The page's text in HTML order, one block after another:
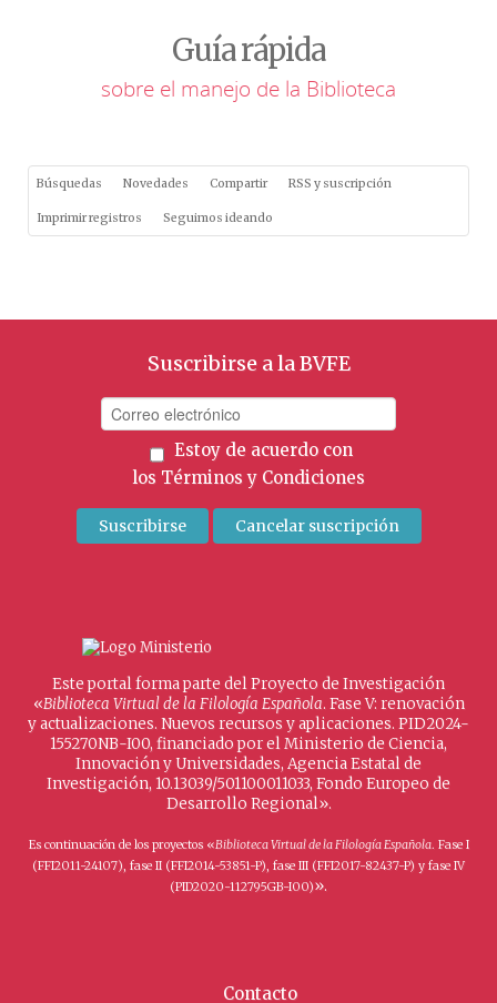
Guía rápida
sobre el manejo de la Biblioteca
Búsquedas Novedades Compartir RSS y suscripción
Imprimir registros Seguimos ideando
Suscribirse a la BVFE
Estoy de acuerdo con
los Términos y Condiciones
Este portal forma parte del Proyecto de Investigación
«Biblioteca Virtual de la Filología Española. Fase V: renovación
y actualizaciones. Nuevos recursos y aplicaciones. PID2024-
155270NB-I00, financiado por el Ministerio de Ciencia,
Innovación y Universidades, Agencia Estatal de
Investigación, 10.13039/501100011033, Fondo Europeo de
Desarrollo Regional».
Es continuación de los proyectos «Biblioteca Virtual de la Filología Española. Fase I
(FFI2011-24107), fase II (FFI2014-53851-P), fase III (FFI2017-82437-P) y fase IV
(PID2020-112795GB-I00)».
Contacto